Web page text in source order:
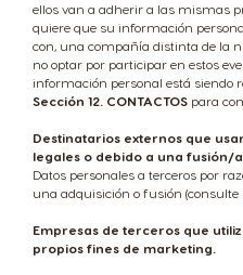
ellos van a adherir a las mismas
quiere que su información
con, una compañía distinta de la
no optar por participar en estos
información personal está siendo
Sección 12. CONTACTOS para
Destinatarios externos que
legales o debido a una fusión/
Datos personales a terceros por
una adquisición o fusión (consulte
Empresas de terceros que
propios fines de marketing.
Colombia
Spanish
Croatian
Denmark
Dannish